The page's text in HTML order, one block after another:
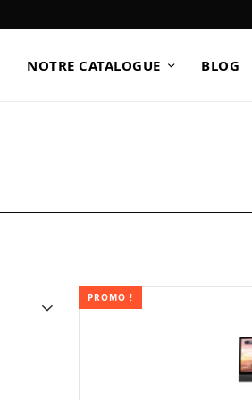
NOTRE CATALOGUE BLOG
PROMO !